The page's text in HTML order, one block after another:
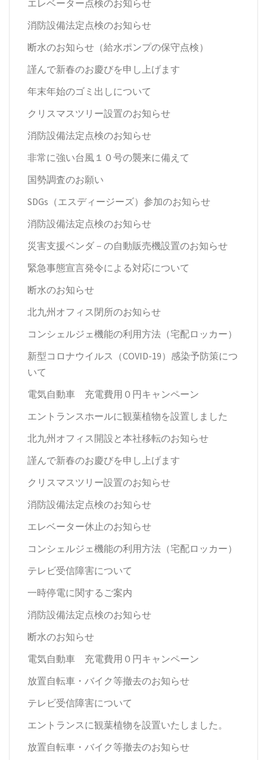
エレベーター点検のお知らせ
消防設備法定点検のお知らせ
断水のお知らせ（給水ポンプの保守点検）
謹んで新春のお慶びを申し上げます
年末年始のゴミ出しについて
クリスマスツリー設置のお知らせ
消防設備法定点検のお知らせ
非常に強い台風１０号の襲来に備えて
国勢調査のお願い
SDGs（エスディージーズ）参加のお知らせ
消防設備法定点検のお知らせ
災害支援ベンダ－の自動販売機設置のお知らせ
緊急事態宣言発令による対応について
断水のお知らせ
北九州オフィス閉所のお知らせ
コンシェルジェ機能の利用方法（宅配ロッカー）
新型コロナウイルス（COVID-19）感染予防策につ
いて
電気自動車 充電費用０円キャンペーン
エントランスホールに観葉植物を設置しました
北九州オフィス開設と本社移転のお知らせ
謹んで新春のお慶びを申し上げます
クリスマスツリー設置のお知らせ
消防設備法定点検のお知らせ
エレベーター休止のお知らせ
コンシェルジェ機能の利用方法（宅配ロッカー）
テレビ受信障害について
一時停電に関するご案内
消防設備法定点検のお知らせ
断水のお知らせ
電気自動車 充電費用０円キャンペーン
放置自転車・バイク等撤去のお知らせ
テレビ受信障害について
エントランスに観葉植物を設置いたしました。
放置自転車・バイク等撤去のお知らせ